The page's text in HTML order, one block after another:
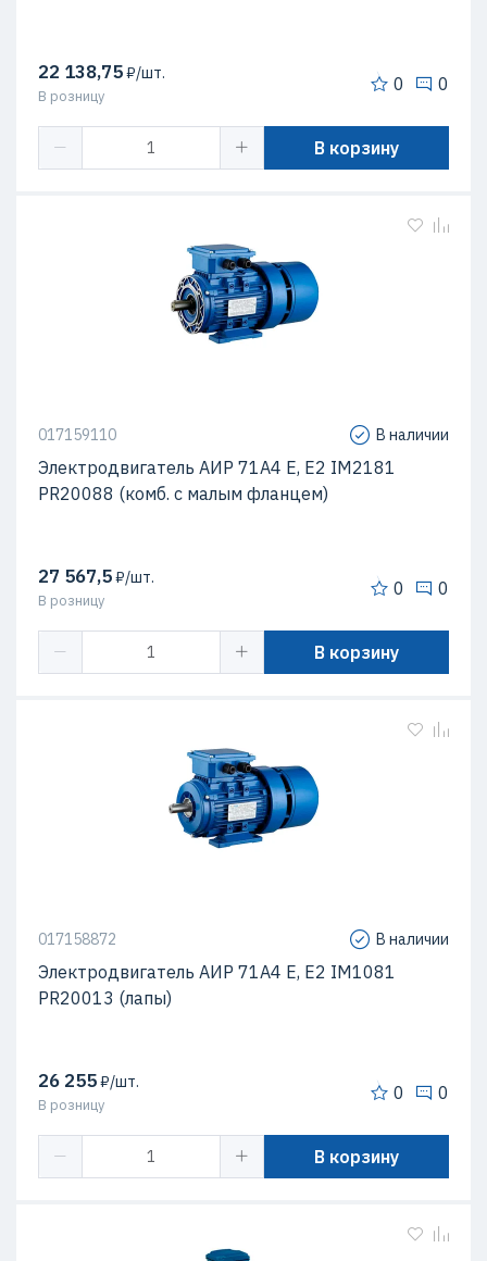
22 138,75₽/шт.
В розницу
0 0
В корзину
017159110 В наличии
Электродвигатель АИР 71А4 Е, Е2 IM2181
PR20088 (комб. с малым фланцем)
27 567,5₽/шт.
В розницу
0 0
В корзину
017158872 В наличии
Электродвигатель АИР 71А4 Е, Е2 IM1081
PR20013 (лапы)
26 255₽/шт.
В розницу
0 0
В корзину